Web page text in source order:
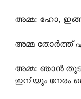
അമ്മ: ഹോ,
അമ്മ തോർത്ത്‌
അമ്മ: ഞാൻ
ഇനിയും നേരം